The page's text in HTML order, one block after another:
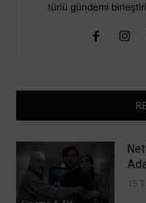
türlü gündemi
15